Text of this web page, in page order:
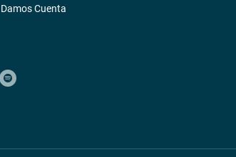
Damos Cuenta